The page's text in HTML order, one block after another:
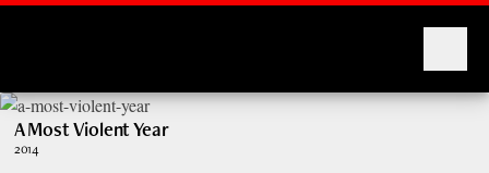
A Most Violent Year
2014